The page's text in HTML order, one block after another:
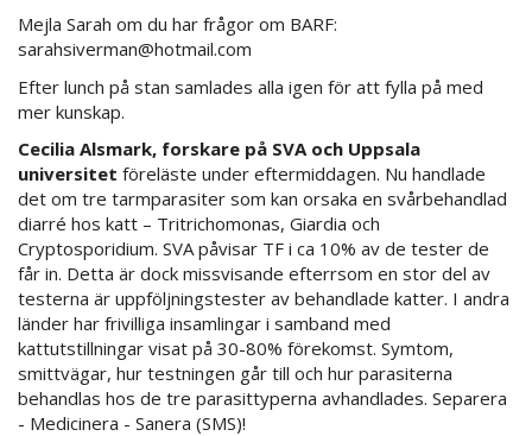
Mejla Sarah om du har frågor om BARF:
sarahsiverman@hotmail.com
Efter lunch på stan samlades alla igen för att fylla på med
mer kunskap.
Cecilia Alsmark, forskare på SVA och Uppsala
universitet föreläste under eftermiddagen. Nu handlade
det om tre tarmparasiter som kan orsaka en svårbehandlad
diarré hos katt – Tritrichomonas, Giardia och
Cryptosporidium. SVA påvisar TF i ca 10% av de tester de
får in. Detta är dock missvisande efterrsom en stor del av
testerna är uppföljningstester av behandlade katter. I andra
länder har frivilliga insamlingar i samband med
kattutstillningar visat på 30-80% förekomst. Symtom,
smittvägar, hur testningen går till och hur parasiterna
behandlas hos de tre parasittyperna avhandlades. Separera
- Medicinera - Sanera (SMS)!